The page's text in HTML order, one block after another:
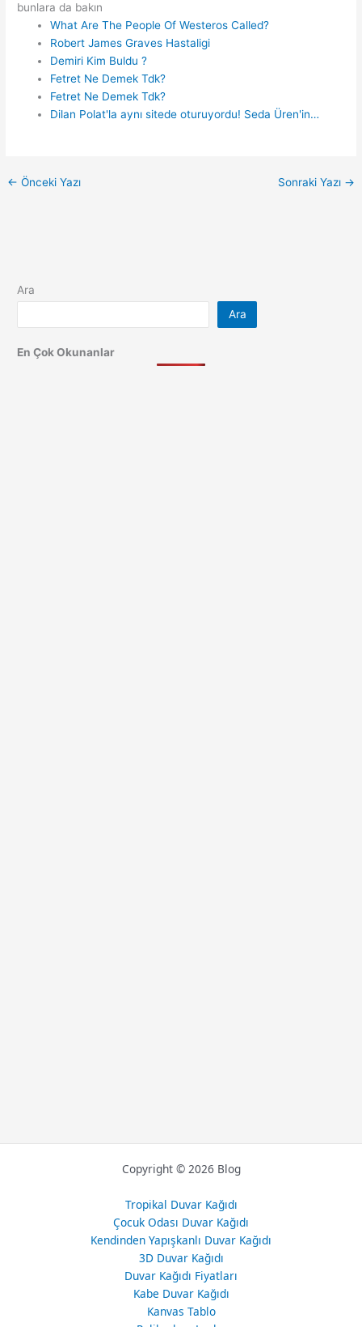
bunlara da bakın
What Are The People Of Westeros Called?
Robert James Graves Hastaligi
Demiri Kim Buldu ?
Fetret Ne Demek Tdk?
Fetret Ne Demek Tdk?
Dilan Polat'la aynı sitede oturuyordu! Seda Üren'in…
← Önceki Yazı Sonraki Yazı →
Ara
Ara
En Çok Okunanlar
Copyright © 2026 Blog
Tropikal Duvar Kağıdı
Çocuk Odası Duvar Kağıdı
Kendinden Yapışkanlı Duvar Kağıdı
3D Duvar Kağıdı
Duvar Kağıdı Fiyatları
Kabe Duvar Kağıdı
Kanvas Tablo